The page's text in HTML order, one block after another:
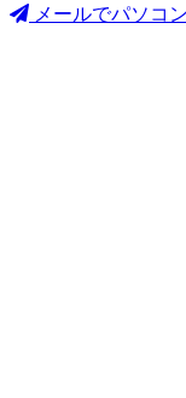
メールでパソコ